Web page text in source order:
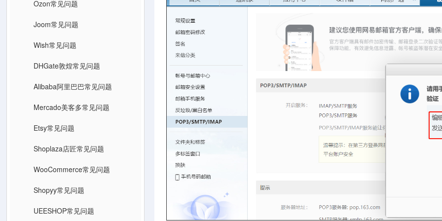
Ozon常见问题
Joom常见问题
Wish常见问题
DHGate敦煌常见问题
Alibaba阿里巴巴常见问题
Mercado美客多常见问题
Etsy常见问题
Shoplaza店匠常见问题
WooCommerce常见问题
Shopyy常见问题
UEESHOP常见问题